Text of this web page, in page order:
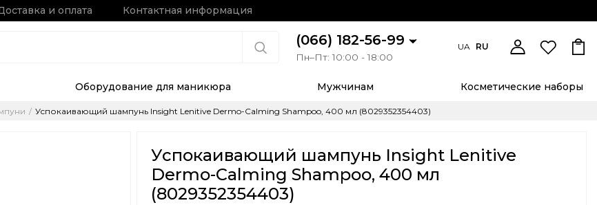
и оплата Контактная информация
(066) 182-56-99
Пн–Пт: 10:00 - 18:00
UA RU
Оборудование для маникюра Мужчинам Косметические наборы
Успокаивающий шампунь Insight Lenitive Dermo-Calming Shampoo, 400 мл (8029352354403)
Успокаивающий шампунь Insight Lenitive
Dermo-Calming Shampoo, 400 мл
(8029352354403)